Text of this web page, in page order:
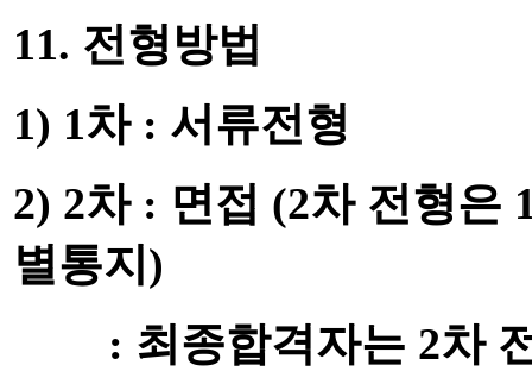
11. 전형방법
1) 1차 : 서류전형
2) 2차 : 면접 (2차 전형은
별통지 )
: 최종합격자는 2차